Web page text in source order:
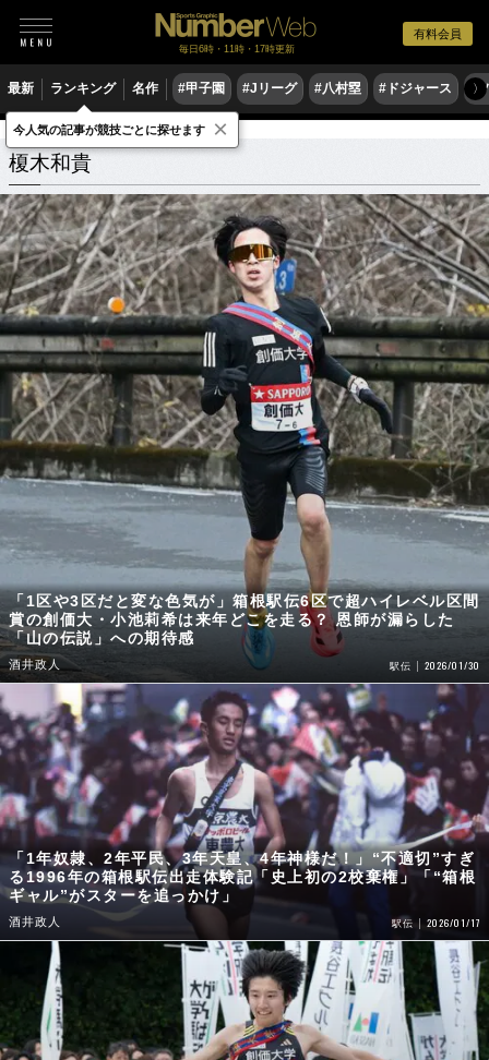
有料会員
毎日6時・11時・17時更新
最新 ランキング 名作 #甲子園 #Jリーグ #八村塁 #ドジャース #
〉
榎木和貴 関連記事
榎木和貴
「1区や3区だと変な色気が」箱根駅伝6区で超ハイレベル区間
賞の創価大・小池莉希は来年どこを走る？ 恩師が漏らした
「山の伝説」への期待感
酒井政人 駅伝 2026/01/30
「1年奴隷、2年平民、3年天皇、4年神様だ！」“不適切”すぎ
る1996年の箱根駅伝出走体験記「史上初の2校棄権」「“箱根
ギャル”がスターを追っかけ」
酒井政人 駅伝 2026/01/17
今人気の記事が競技ごとに探せます ×